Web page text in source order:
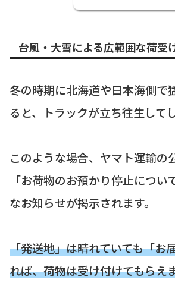
台風・大雪による広範囲な荷受
冬の時期に北海道や日本海側で
ると、トラックが立ち往生して
このような場合、ヤマト運輸の
「お荷物のお預かり停止につい
なお知らせが掲示されます。
「発送地」は晴れていても「お
れば、荷物は受け付けてもらえ